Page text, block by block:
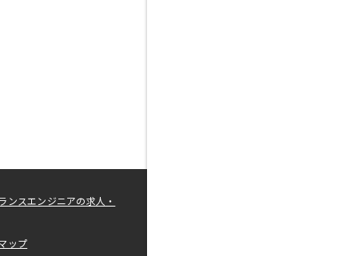
ンスエンジニアの求人・
ップ